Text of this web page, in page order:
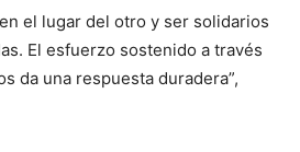
el lugar del otro y ser solidarios
El esfuerzo sostenido a través
da una respuesta duradera”,